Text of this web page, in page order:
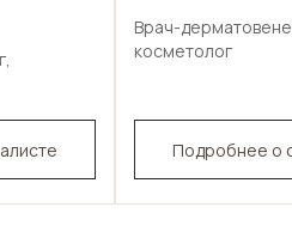
Врач-
косметолог
Подробнее о